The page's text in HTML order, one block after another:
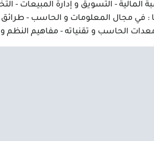
المالية - التسويق و إدارة المبيعات -
: في مجال المعلومات و الحاسب -
الحاسب و تقنياته - مفاهيم النظم